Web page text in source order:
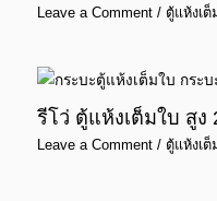
Leave a Comment / ตู้แห้งเต็
รีโว่ ตู้แห้งเต็มใบ สูง
Leave a Comment / ตู้แห้งเต็